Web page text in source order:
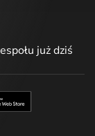
już dziś